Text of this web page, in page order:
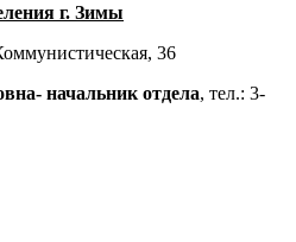
г. Зимы
36
начальник отдела, тел.: 3-